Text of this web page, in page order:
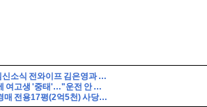
김지민 김준호 2세 임신소식 전와이프 김은영과 자녀는?
무면허 만취 역주행에 여고생 '중태'…"운전 안 했다" 거짓말 뒤집은 CCTV 입수
관악구 남현동 빌라경매 전용17평(2억5천) 사당초등학교인근 1층 구축 다세대빌라 유찰1회 관악구남현동빌라 법원경매 매매